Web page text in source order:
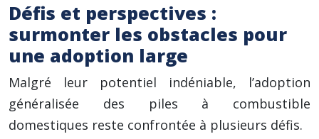
Défis et perspectives :
surmonter les obstacles pour
une adoption large
Malgré leur potentiel indéniable, l’adoption
généralisée des piles à combustible
domestiques reste confrontée à plusieurs défis.